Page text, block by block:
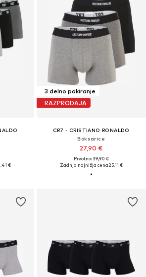
€
3 delno pakiranje
RAZPRODAJA
CR7 - CRISTIANO RONALDO
Boksarice
27,90 €
Prvotno: 39,90 €
Zadnja najnižja cena25,11 €